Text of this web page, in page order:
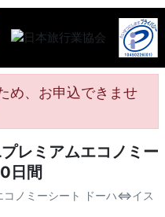
め、お申込できませ
レミアムエコノミー
日間
ノミーシート ドーハ⇔イス